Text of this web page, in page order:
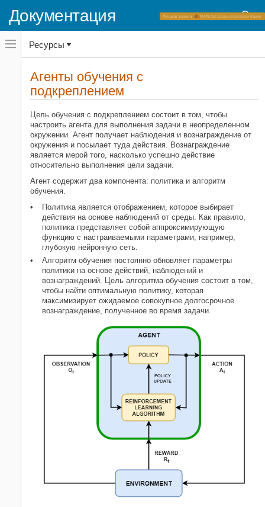
Документация
Переключатель
навигационного
меню
переключатель
навигационного
Reinforcement Learning Toolbox
Агенты
Агенты обучения с подкреплением
НА ЭТОЙ СТРАНИЦЕ
Встроенные агенты
Выберите Agent Type
Пользовательские агенты
Смотрите также
Похожие темы
Ресурсы
Агенты обучения с
подкреплением
Цель обучения с подкреплением состоит в том, чтобы
настроить агента для выполнения задачи в неопределенном
окружении. Агент получает наблюдения и вознаграждение от
окружения и посылает туда действия. Вознаграждение
является мерой того, насколько успешно действие
относительно выполнения цели задачи.
Агент содержит два компонента: политика и алгоритм
обучения.
Политика является отображением, которое выбирает
действия на основе наблюдений от среды. Как правило,
политика представляет собой аппроксимирующую
функцию с настраиваемыми параметрами, например,
глубокую нейронную сеть.
Алгоритм обучения постоянно обновляет параметры
политики на основе действий, наблюдений и
вознаграждений. Цель алгоритма обучения состоит в том,
чтобы найти оптимальную политику, которая
максимизирует ожидаемое совокупное долгосрочное
вознаграждение, полученное во время задачи.